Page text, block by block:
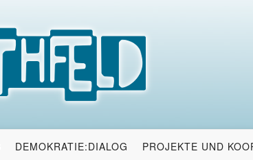
DEMOKRATIE:DIALOG PROJEKTE UND